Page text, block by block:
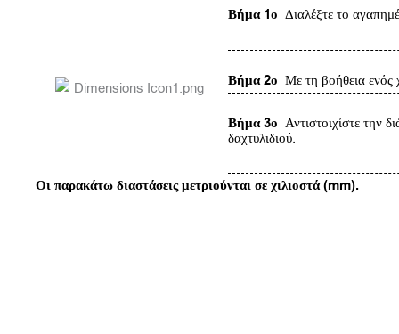
Βήμα 1ο Διαλέξτε το
Βήμα 2ο Με τη βοήθεια ενός
Βήμα 3ο Αντιστοιχίστε την
δαχτυλιδιού.
Οι παρακάτω διαστάσεις μετριούνται σε χιλιοστά (mm).